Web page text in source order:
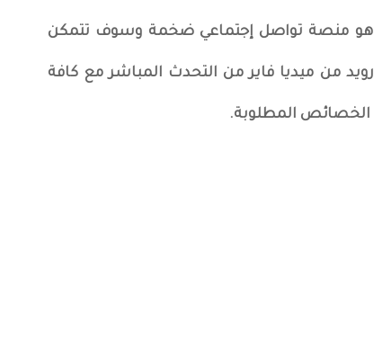
هو منصة تواصل إجتماعي ضخمة وسوف تتمكن
من ميديا فاير من التحدث المباشر مع كافة
الخصائص المطلوبة.